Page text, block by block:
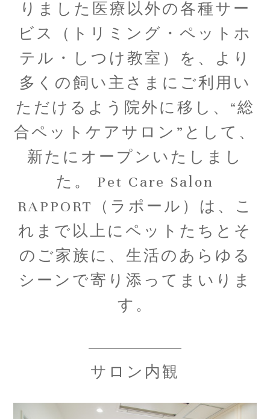
りました医療以外の各種サー
ビス（トリミング・ペットホ
テル・しつけ教室）を、より
多くの飼い主さまにご利用い
ただけるよう院外に移し、“総
合ペットケアサロン”として、
新たにオープンいたしまし
た。 Pet Care Salon
RAPPORT（ラポール）は、こ
れまで以上にペットたちとそ
のご家族に、生活のあらゆる
シーンで寄り添ってまいりま
す。
サロン内観